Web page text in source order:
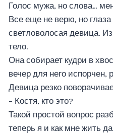
Голос мужа, но слова…
Все еще не верю, но
светловолосая девица.
тело.
Она собирает кудри в
вечер для него испорчен,
Девица резко
– Костя, кто это?
Такой простой вопрос
теперь я и как мне жить